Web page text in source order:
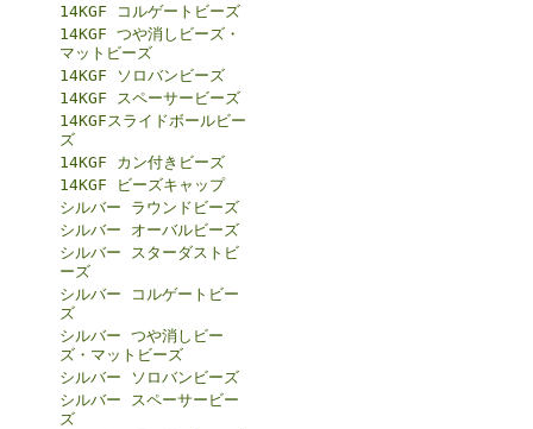
14KGF コルゲートビーズ
14KGF つや消しビーズ・
マットビーズ
14KGF ソロバンビーズ
14KGF スペーサービーズ
14KGFスライドボールビー
ズ
14KGF カン付きビーズ
14KGF ビーズキャップ
シルバー ラウンドビーズ
シルバー オーバルビーズ
シルバー スターダストビ
ーズ
シルバー コルゲートビー
ズ
シルバー つや消しビー
ズ・マットビーズ
シルバー ソロバンビーズ
シルバー スペーサービー
ズ